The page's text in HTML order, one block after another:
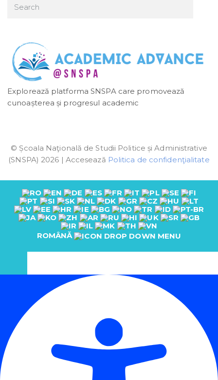
Explorează platforma SNSPA care promovează
cunoașterea și progresul academic
© Școala Naţională de Studii Politice și Administrative
(SNSPA) 2026 | Accesează Politica de confidenţialitate
ROMÂNĂ